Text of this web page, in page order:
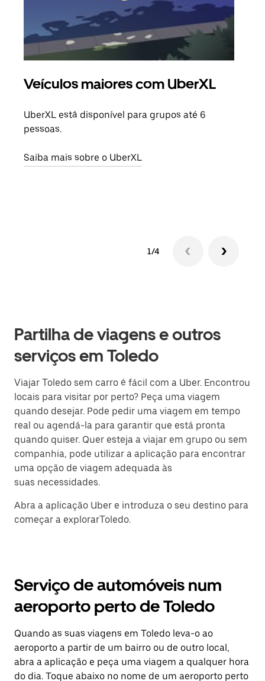
Veículos maiores com UberXL
UberXL está disponível para grupos até 6
pessoas.
Saiba mais sobre o UberXL
1/4
Partilha de viagens e outros
serviços em Toledo
Viajar Toledo sem carro é fácil com a Uber. Encontrou
locais para visitar por perto? Peça uma viagem
quando desejar. Pode pedir uma viagem em tempo
real ou agendá-la para garantir que está pronta
quando quiser. Quer esteja a viajar em grupo ou sem
companhia, pode utilizar a aplicação para encontrar
uma opção de viagem adequada às
suas necessidades.
Abra a aplicação Uber e introduza o seu destino para
começar a explorarToledo.
Serviço de automóveis num
aeroporto perto de Toledo
Quando as suas viagens em Toledo leva-o ao
aeroporto a partir de um bairro ou de outro local,
abra a aplicação e peça uma viagem a qualquer hora
do dia. Toque abaixo no nome de um aeroporto perto